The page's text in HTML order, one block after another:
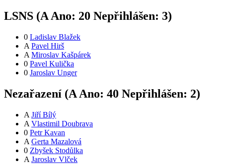
LSNS (A Ano: 20 Nepřihlášen: 3)
0 Ladislav Blažek
A Pavel Hirš
A Miroslav Kašpárek
0 Pavel Kulička
0 Jaroslav Unger
Nezařazení (A Ano: 40 Nepřihlášen: 2)
A Jiří Bílý
A Vlastimil Doubrava
0 Petr Kavan
A Gerta Mazalová
0 Zbyšek Stodůlka
A Jaroslav Vlček